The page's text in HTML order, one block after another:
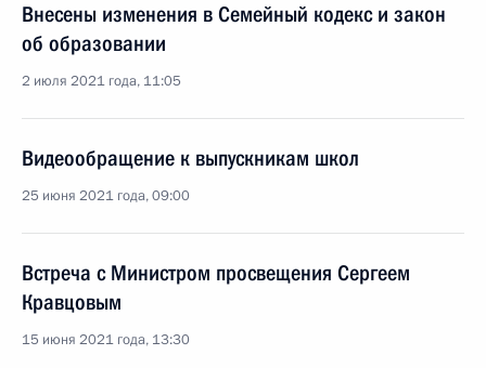
Внесены изменения в Семейный кодекс и закон
об образовании
2 июля 2021 года, 11:05
Видеообращение к выпускникам школ
25 июня 2021 года, 09:00
Встреча с Министром просвещения Сергеем
Кравцовым
15 июня 2021 года, 13:30